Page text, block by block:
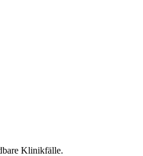
Klinikfälle.